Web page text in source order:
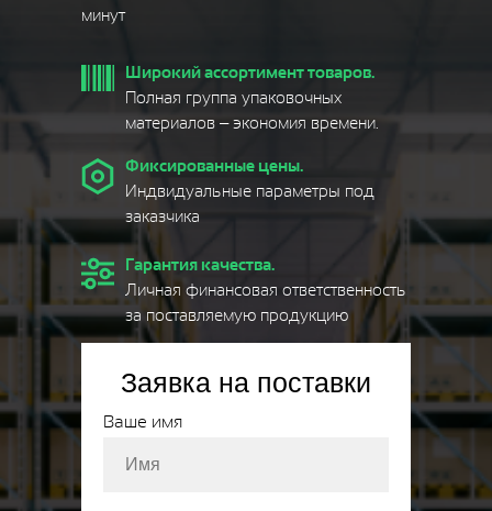
Заявка на поставки
Ваше имя
минут
Широкий ассортимент товаров.
Полная группа упаковочных
материалов – экономия времени.
Фиксированные цены.
Индвидуальные параметры под
заказчика
Гарантия качества.
Личная финансовая ответственность
за поставляемую продукцию